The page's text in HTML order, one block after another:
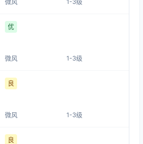
1-3
微风 1-3级
优
微风 1-3级
良
微风 1-3级
良